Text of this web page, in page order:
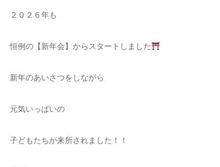
２０２６年も
恒例の【新年会】からスタートしました
新年のあいさつをしながら
元気いっぱいの
子どもたちが来所されました！！